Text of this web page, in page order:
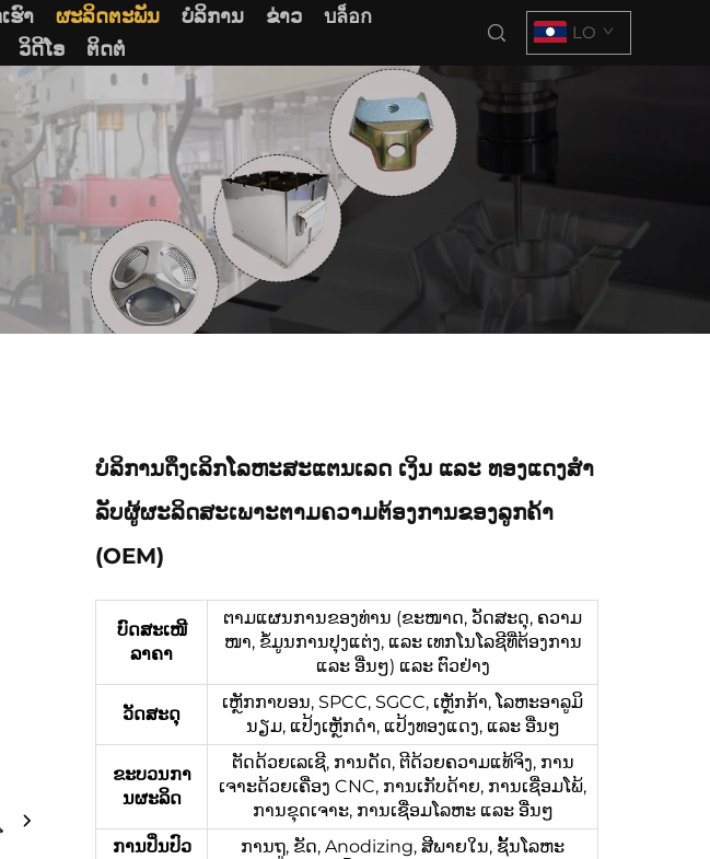
ຮົາ ຜະລິດຕະພັນ ບໍລິການ ຂ່າວ
บล็อก
ວິດີໂອ ຕິດຕໍ່
LO
ບໍລິການດຶງເລິກໂລຫະສະແຕນເລດ ເງິນ ແລະ ທອງແດງສໍາ
ລັບຜູ້ຜະລິດສະເພາະຕາມຄວາມຕ້ອງການຂອງລູກຄ້າ
(OEM)
ບົດສະເໜີ
ລາຄາ
ຕາມແຜນການຂອງທ່ານ (ຂະໜາດ, ວັດສະດຸ, ຄວາມ
ໜາ, ຂໍ້ມູນການປຸງແຕ່ງ, ແລະ ເທກໂນໂລຊີທີ່ຕ້ອງການ
ແລະ ອື່ນໆ) ແລະ ຕົວຢ່າງ
ວັດສະດຸ
ເຫຼັກກາບອນ, SPCC, SGCC, ເຫຼັກກ້າ, ໂລຫະອາລູມິ
ນຽມ, ແປ້ງເຫຼັກດຳ, ແປ້ງທອງແດງ, ແລະ ອື່ນໆ
ຂະບວນກາ
ນຜະລິດ
ຕັດດ້ວຍເລເຊີ, ການດັດ, ຕີດ້ວຍຄວາມແທ້ຈິງ, ການ
ເຈາະດ້ວຍເຄື່ອງ CNC, ການເກັບດ້າຍ, ການເຊື່ອມໂພ້,
ການຂຸດເຈາະ, ການເຊື່ອມໂລຫະ ແລະ ອື່ນໆ
ການປິ່ນປົວ
ການຖູ, ຂັດ, Anodizing, ສີພາຍໃນ, ຊັ້ນໂລຫະ